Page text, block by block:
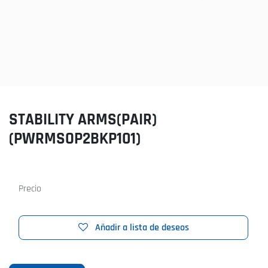
STABILITY ARMS(PAIR)
(PWRMSOP2BKP101)
Añadir a lista de deseos
Precio